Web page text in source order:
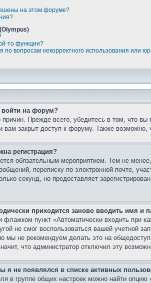
на этом форуме?
то функции?
по вопросам некорректного использования или
на форум?
причин. Прежде всего, убедитесь в том, что
вам закрыт доступ к форуму. Также
регистрация?
обязательным мероприятием. Тем не
переписку по электронной почте,
секунд, но предоставляет
приходится заново вводить имя и
флажком пункт «Автоматически входить при
не смог воспользоваться вашей учетной
мы не рекомендуем делать это на
что администратор отключил эту
я не появлялся в списке активных
в группе общих настроек можно найти